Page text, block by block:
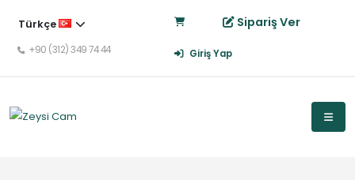
Türkçe
+90 (312) 349 74 44
Sipariş Ver
Giriş Yap